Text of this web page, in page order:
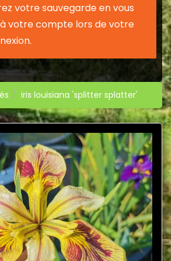
votre sauvegarde en vous
votre compte lors de votre
iris louisiana 'splitter splatter'